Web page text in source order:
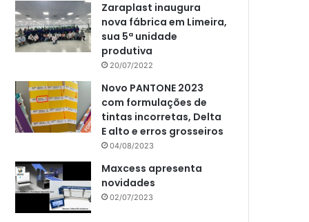
Zaraplast inaugura
nova fábrica em Limeira,
sua 5ª unidade
produtiva
20/07/2022
Novo PANTONE 2023
com formulações de
tintas incorretas, Delta
E alto e erros grosseiros
04/08/2023
Maxcess apresenta
novidades
02/07/2023